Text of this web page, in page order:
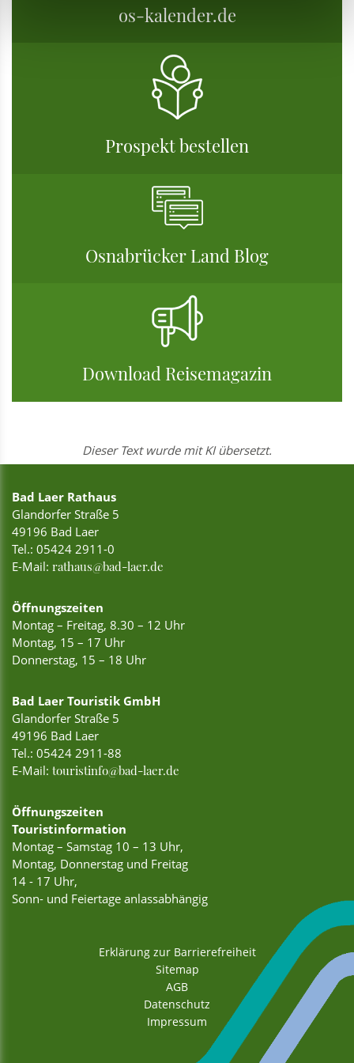
os-kalender.de
Prospekt bestellen
Osnabrücker Land Blog
Download Reisemagazin
Dieser Text wurde mit KI übersetzt.
Bad Laer Rathaus
Glandorfer Straße 5
49196 Bad Laer
Tel.: 05424 2911-0
E-Mail: rathaus@bad-laer.de
Öffnungszeiten
Montag – Freitag, 8.30 – 12 Uhr
Montag, 15 – 17 Uhr
Donnerstag, 15 – 18 Uhr
Bad Laer Touristik GmbH
Glandorfer Straße 5
49196 Bad Laer
Tel.: 05424 2911-88
E-Mail: touristinfo@bad-laer.de
Öffnungszeiten
Touristinformation
Montag – Samstag 10 – 13 Uhr,
Montag, Donnerstag und Freitag
14 - 17 Uhr,
Sonn- und Feiertage anlassabhängig
Erklärung zur Barrierefreiheit
Sitemap
AGB
Datenschutz
Impressum